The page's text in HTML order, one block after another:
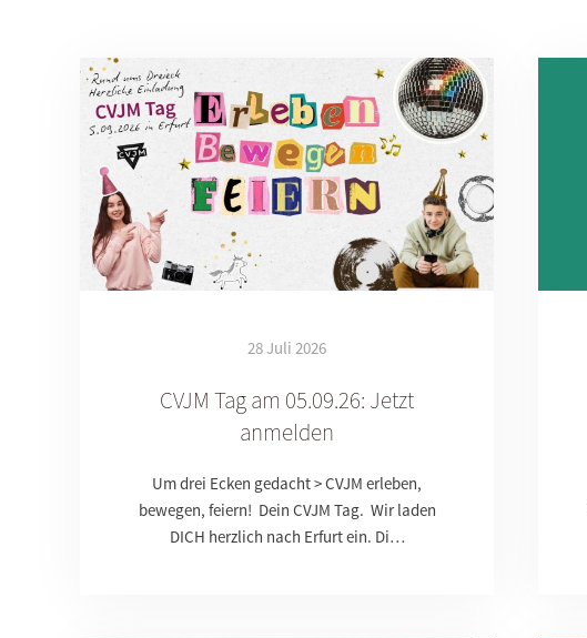
28 Juli 2026
CVJM Tag am 05.09.26: Jetzt
anmelden
Um drei Ecken gedacht > CVJM erleben,
bewegen, feiern! Dein CVJM Tag. Wir laden
DICH herzlich nach Erfurt ein. Di…